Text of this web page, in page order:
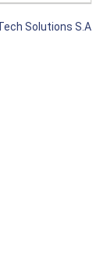
Solutions S.A